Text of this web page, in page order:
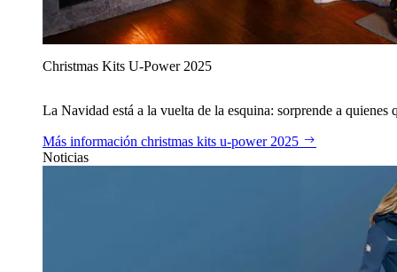
Christmas Kits U‑Power 2025
La Navidad está a la vuelta de la esquina: sorprende a
Más información christmas kits u‑power 2025
Noticias